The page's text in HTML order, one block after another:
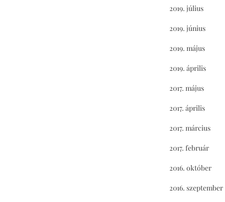
2019. július
2019. június
2019. május
2019. április
2017. május
2017. április
2017. március
2017. február
2016. október
2016. szeptember